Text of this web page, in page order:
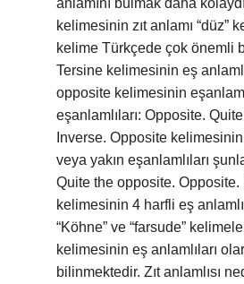
anlamını bulmak daha
kelimesinin zıt anlamı “düz”
kelime Türkçede çok önemli
Tersine kelimesinin eş
opposite kelimesinin
eşanlamlıları: Opposite.
Inverse. Opposite kelimesinin
veya yakın eşanlamlıları
Quite the opposite. Opposite.
kelimesinin 4 harfli eş
“Köhne” ve “farsude”
kelimesinin eş anlamlıları
bilinmektedir. Zıt anlamlısı